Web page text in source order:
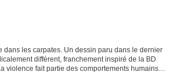
dans les carpates. Un dessin paru dans le dernier
différent, franchement inspiré de la BD
violence fait partie des comportements humains